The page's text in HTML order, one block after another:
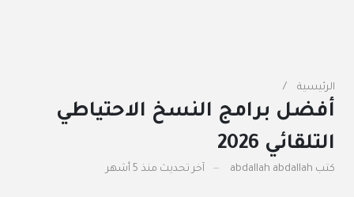
الرئيسية
أفضل برامج النسخ الاحتياطي
التلقائي 2026
كتب abdallah abdallah آخر تحديث منذ 5 أشهر